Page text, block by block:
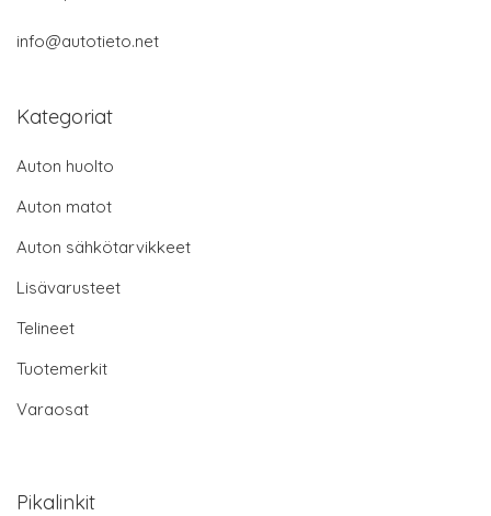
info@autotieto.net
Kategoriat
Auton huolto
Auton matot
Auton sähkötarvikkeet
Lisävarusteet
Telineet
Tuotemerkit
Varaosat
Pikalinkit